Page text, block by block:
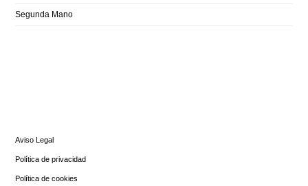
Segunda Mano
Aviso Legal
Política de privacidad
Política de cookies